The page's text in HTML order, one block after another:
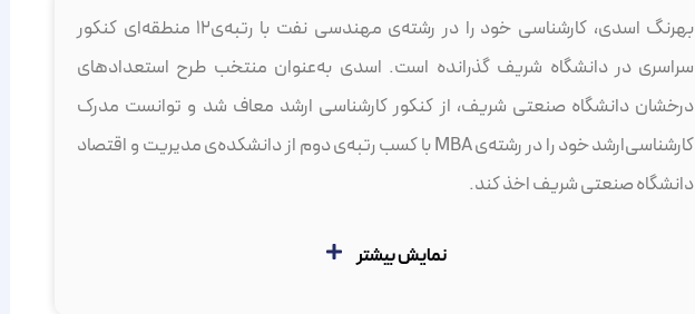
بهرنگ اسدی، کارشناسی خود را در رشته‌ی مهندسی نفت با رتبه‌ی۱۲ منطقه‌ای کنکور
سراسری در دانشگاه شریف گذرانده است. اسدی به‌عنوان منتخب طرح استعدادهای
درخشان دانشگاه صنعتی شریف، از کنکور کارشناسی ارشد معاف شد و توانست مدرک
کارشناسی‌ارشد خود را در رشته‌ی ‏MBA‏ ‏با کسب رتبه‌ی دوم از دانشکده‌ی مدیریت و اقتصاد
دانشگاه صنعتی شریف اخذ کند.
نمایش بیشتر